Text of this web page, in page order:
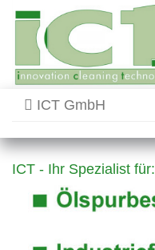
ICT GmbH
ICT - Ihr Spezialist für: